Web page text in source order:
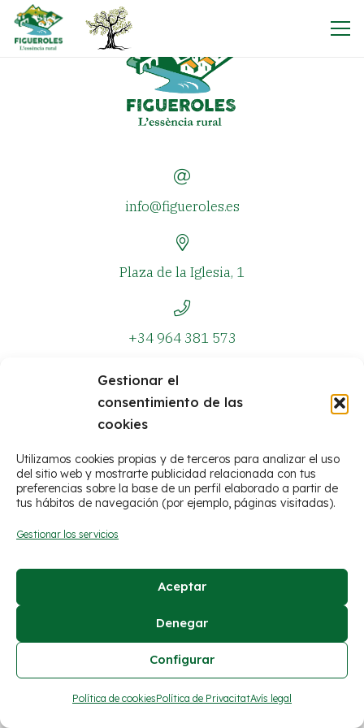
Gestionar el
consentimiento de las
cookies
Utilizamos cookies propias y de terceros para analizar el uso
del sitio web y mostrarte publicidad relacionada con tus
preferencias sobre la base de un perfil elaborado a partir de
tus hábitos de navegación (por ejemplo, páginas visitadas).
Gestionar los servicios
Aceptar
Denegar
Configurar
Política de cookiesPolítica de PrivacitatAvís legal
info@figueroles.es
Plaza de la Iglesia, 1
+34 964 381 573
Política de cookies
Declaración de privacidad